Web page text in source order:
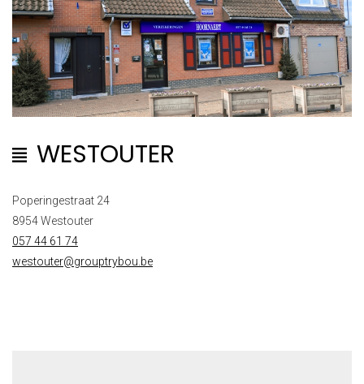
WESTOUTER
Poperingestraat 24
8954 Westouter
057 44 61 74
westouter@grouptrybou.be